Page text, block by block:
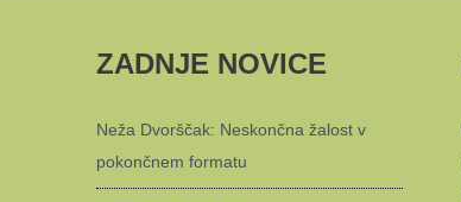
ZADNJE NOVICE
Neža Dvorščak: Neskončna žalost v
pokončnem formatu